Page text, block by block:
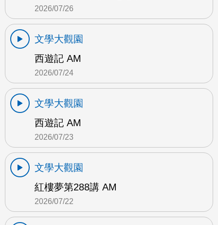
2026/07/26
文學大觀園
西遊記 AM
2026/07/24
文學大觀園
西遊記 AM
2026/07/23
文學大觀園
紅樓夢第288講 AM
2026/07/22